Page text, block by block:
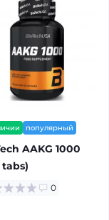
популярный
AAKG 1000
tabs)
0